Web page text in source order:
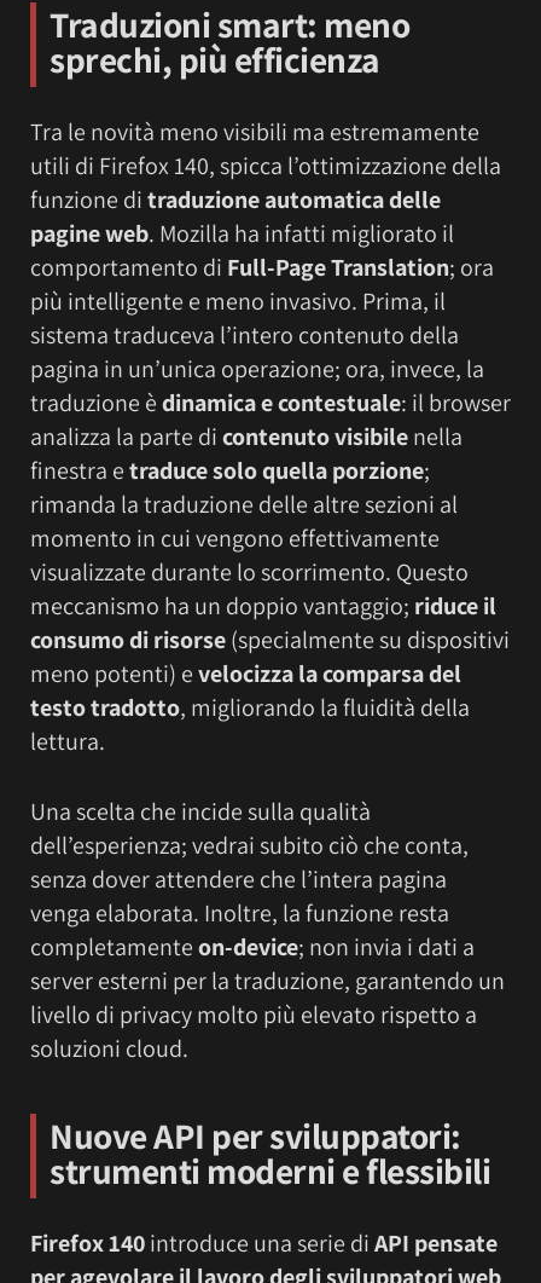
Traduzioni smart: meno
sprechi, più efficienza
Tra le novità meno visibili ma estremamente
utili di Firefox 140, spicca l’ottimizzazione della
funzione ditraduzione automatica delle
pagine web. Mozilla ha infatti migliorato il
comportamento di Full-Page Translation; ora
più intelligente e meno invasivo. Prima, il
sistema traduceva l’intero contenuto della
pagina in un’unica operazione; ora, invece, la
traduzione èdinamica e contestuale: il browser
analizza la parte dicontenuto visibilenella
finestra etraduce solo quella porzione;
rimanda la traduzione delle altre sezioni al
momento in cui vengono effettivamente
visualizzate durante lo scorrimento. Questo
meccanismo ha un doppio vantaggio; riduce il
consumo di risorse(specialmente su dispositivi
meno potenti) evelocizza la comparsa del
testo tradotto, migliorando la fluidità della
lettura.
Una scelta che incide sulla qualità
dell’esperienza; vedrai subito ciò che conta,
senza dover attendere che l’intera pagina
venga elaborata. Inoltre, la funzione resta
completamenteon-device; non invia i dati a
server esterni per la traduzione, garantendo un
livello di privacy molto più elevato rispetto a
soluzioni cloud.
Nuove API per sviluppatori:
strumenti moderni e flessibili
Firefox 140introduce una serie diAPI pensate
per agevolare il lavoro degli sviluppatori web